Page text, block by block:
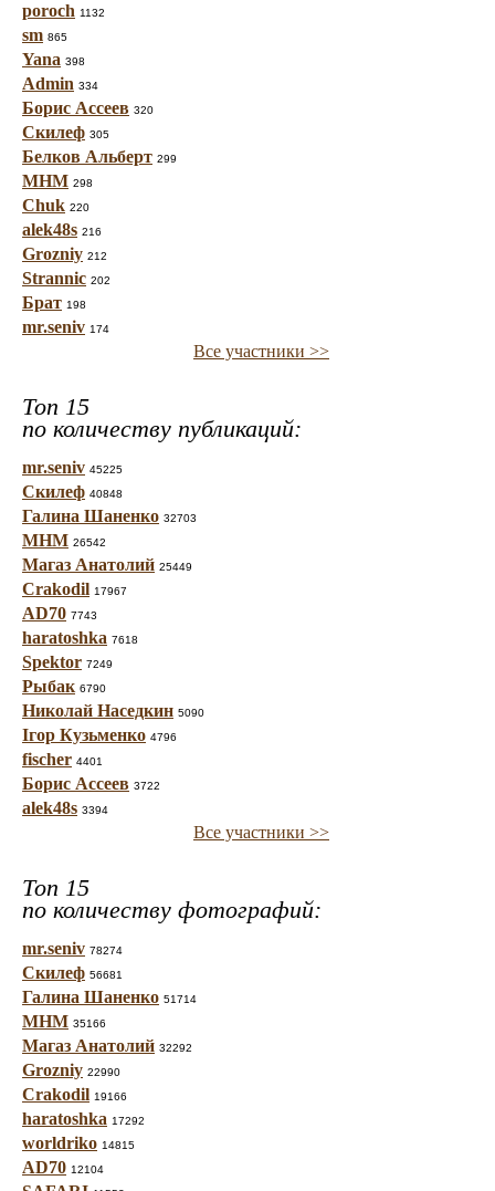
poroch 1132
sm 865
Yana 398
Admin 334
Борис Ассеев 320
Скилеф 305
Белков Альберт 299
МНМ 298
Chuk 220
alek48s 216
Grozniy 212
Strannic 202
Брат 198
mr.seniv 174
Все участники >>
Топ 15
по количеству публикаций:
mr.seniv 45225
Скилеф 40848
Галина Шаненко 32703
МНМ 26542
Магаз Анатолий 25449
Crakodil 17967
AD70 7743
haratoshka 7618
Spektor 7249
Рыбак 6790
Николай Наседкин 5090
Ігор Кузьменко 4796
fischer 4401
Борис Ассеев 3722
alek48s 3394
Все участники >>
Топ 15
по количеству фотографий:
mr.seniv 78274
Скилеф 56681
Галина Шаненко 51714
МНМ 35166
Магаз Анатолий 32292
Grozniy 22990
Crakodil 19166
haratoshka 17292
worldriko 14815
AD70 12104